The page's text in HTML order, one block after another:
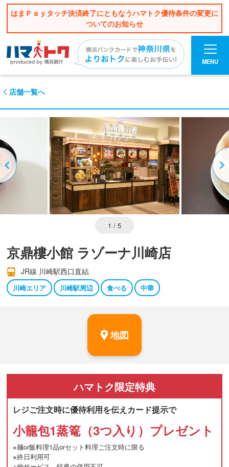
はまＰａｙタッチ決済終了にともなうハマトク優待条件の変更に
ついてのお知らせ
MENU
店舗一覧へ
1 / 5
京鼎樓小館 ラゾーナ川崎店
JR線 川崎駅西口直結
川崎エリア 川崎駅周辺 食べる 中華
地図
ハマトク限定特典
レジご注文時に優待利用を伝えカード提示で
小籠包1蒸篭（3つ入り）プレゼント
※麺or飯料理1品orセット料理ご注文時に限る
※終日利用可